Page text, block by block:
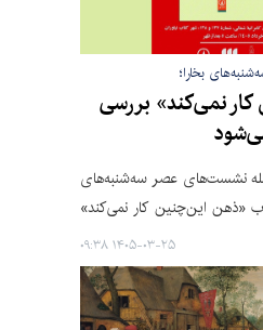
بخارا؛
نمی‌کند» بررسی
نشست‌های عصر سه‌شنبه‌های
«ذهن این‌چنین کار نمی‌کند»
۱۴۰۵-۰۳-۲۵ ۰۹:۳۸